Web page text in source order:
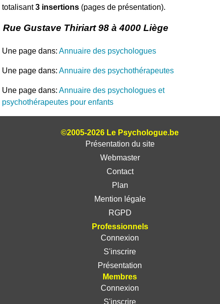
totalisant3 insertions (pages de présentation).
Rue Gustave Thiriart 98 à 4000 Liège
Une page dans:Annuaire des psychologues
Une page dans:Annuaire des psychothérapeutes
Une page dans:Annuaire des psychologues et
psychothérapeutes pour enfants
©2005-2026 Le Psychologue.be
Présentation du site
Webmaster
Contact
Plan
Mention légale
RGPD
Professionnels
Connexion
S'inscrire
Présentation
Membres
Connexion
S'inscrire